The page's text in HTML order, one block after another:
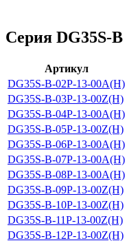
Серия DG35S-B
Артикул
DG35S-B-02P-13-00A(H)
DG35S-B-03P-13-00Z(H)
DG35S-B-04P-13-00A(H)
DG35S-B-05P-13-00Z(H)
DG35S-B-06P-13-00A(H)
DG35S-B-07P-13-00A(H)
DG35S-B-08P-13-00A(H)
DG35S-B-09P-13-00Z(H)
DG35S-B-10P-13-00Z(H)
DG35S-B-11P-13-00Z(H)
DG35S-B-12P-13-00Z(H)